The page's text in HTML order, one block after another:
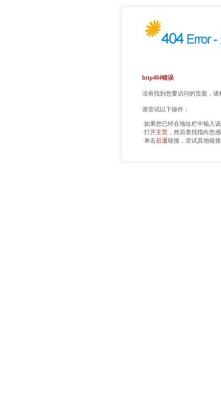
http404错误
没有找到您要访问的页面，
请尝试以下操作：
·如果您已经在地址栏中输入
·打开主页 ，然后查找指向您
·单击后退链接，尝试其他链